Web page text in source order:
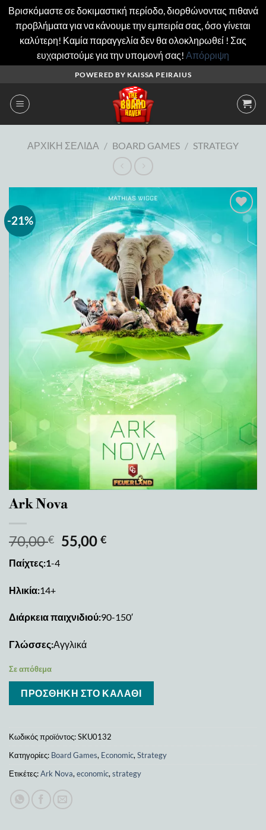
Βρισκόμαστε σε δοκιμαστική περίοδο, διορθώνοντας πιθανά
προβλήματα για να κάνουμε την εμπειρία σας, όσο γίνεται
καλύτερη! Καμία παραγγελία δεν θα ολοκληρωθεί ! Σας
ευχαριστούμε για την υπομονή σας! Απόρριψη
περιεχόμενο
POWERED BY KAISSA PEIRAIUS
ΑΡΧΙΚΉ ΣΕΛΊΔΑ / BOARD GAMES / STRATEGY
-21%
Add to
wishlist
Ark Nova
70,00€ 55,00€
Παίχτες:1-4
Ηλικία:14+
Διάρκεια παιχνιδιού:90-150′
Γλώσσες:Αγγλικά
Σε απόθεμα
ΠΡΟΣΘΉΚΗ ΣΤΟ ΚΑΛΆΘΙ
Κωδικός προϊόντος:SKU0132
Κατηγορίες: Board Games, Economic, Strategy
Ετικέτες:Ark Nova, economic, strategy